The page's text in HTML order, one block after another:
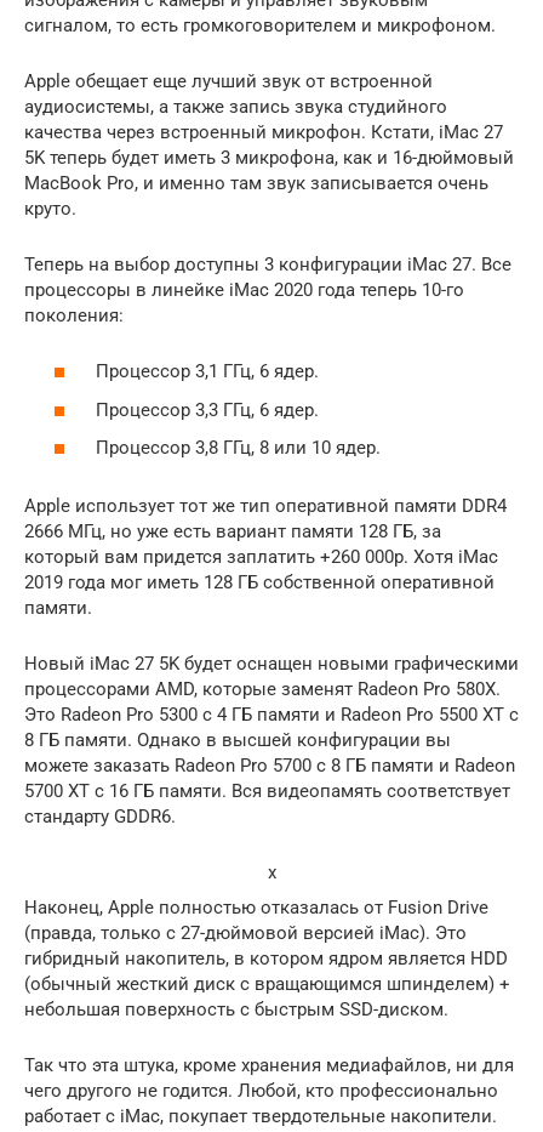
сигналом, то есть громкоговорителем и микрофоном.
Apple обещает еще лучший звук от встроенной
аудиосистемы, а также запись звука студийного
качества через встроенный микрофон. Кстати, iMac 27
5K теперь будет иметь 3 микрофона, как и 16-дюймовый
MacBook Pro, и именно там звук записывается очень
круто.
Теперь на выбор доступны 3 конфигурации iMac 27. Все
процессоры в линейке iMac 2020 года теперь 10-го
поколения:
Процессор 3,1 ГГц, 6 ядер.
Процессор 3,3 ГГц, 6 ядер.
Процессор 3,8 ГГц, 8 или 10 ядер.
Apple использует тот же тип оперативной памяти DDR4
2666 МГц, но уже есть вариант памяти 128 ГБ, за
который вам придется заплатить +260 000p. Хотя iMac
2019 года мог иметь 128 ГБ собственной оперативной
памяти.
Новый iMac 27 5K будет оснащен новыми графическими
процессорами AMD, которые заменят Radeon Pro 580X.
Это Radeon Pro 5300 с 4 ГБ памяти и Radeon Pro 5500 XT с
8 ГБ памяти. Однако в высшей конфигурации вы
можете заказать Radeon Pro 5700 с 8 ГБ памяти и Radeon
5700 XT с 16 ГБ памяти. Вся видеопамять соответствует
стандарту GDDR6.
x
Наконец, Apple полностью отказалась от Fusion Drive
(правда, только с 27-дюймовой версией iMac). Это
гибридный накопитель, в котором ядром является HDD
(обычный жесткий диск с вращающимся шпинделем) +
небольшая поверхность с быстрым SSD-диском.
Так что эта штука, кроме хранения медиафайлов, ни для
чего другого не годится. Любой, кто профессионально
работает с iMac, покупает твердотельные накопители.